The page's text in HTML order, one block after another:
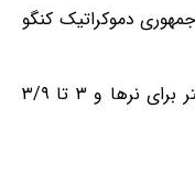
دموکراتیک کنگو
بدن به درازای ۲/۷ تا ۳/۵ سانتی‌متر برای نرها و ۳ تا ۳/۹